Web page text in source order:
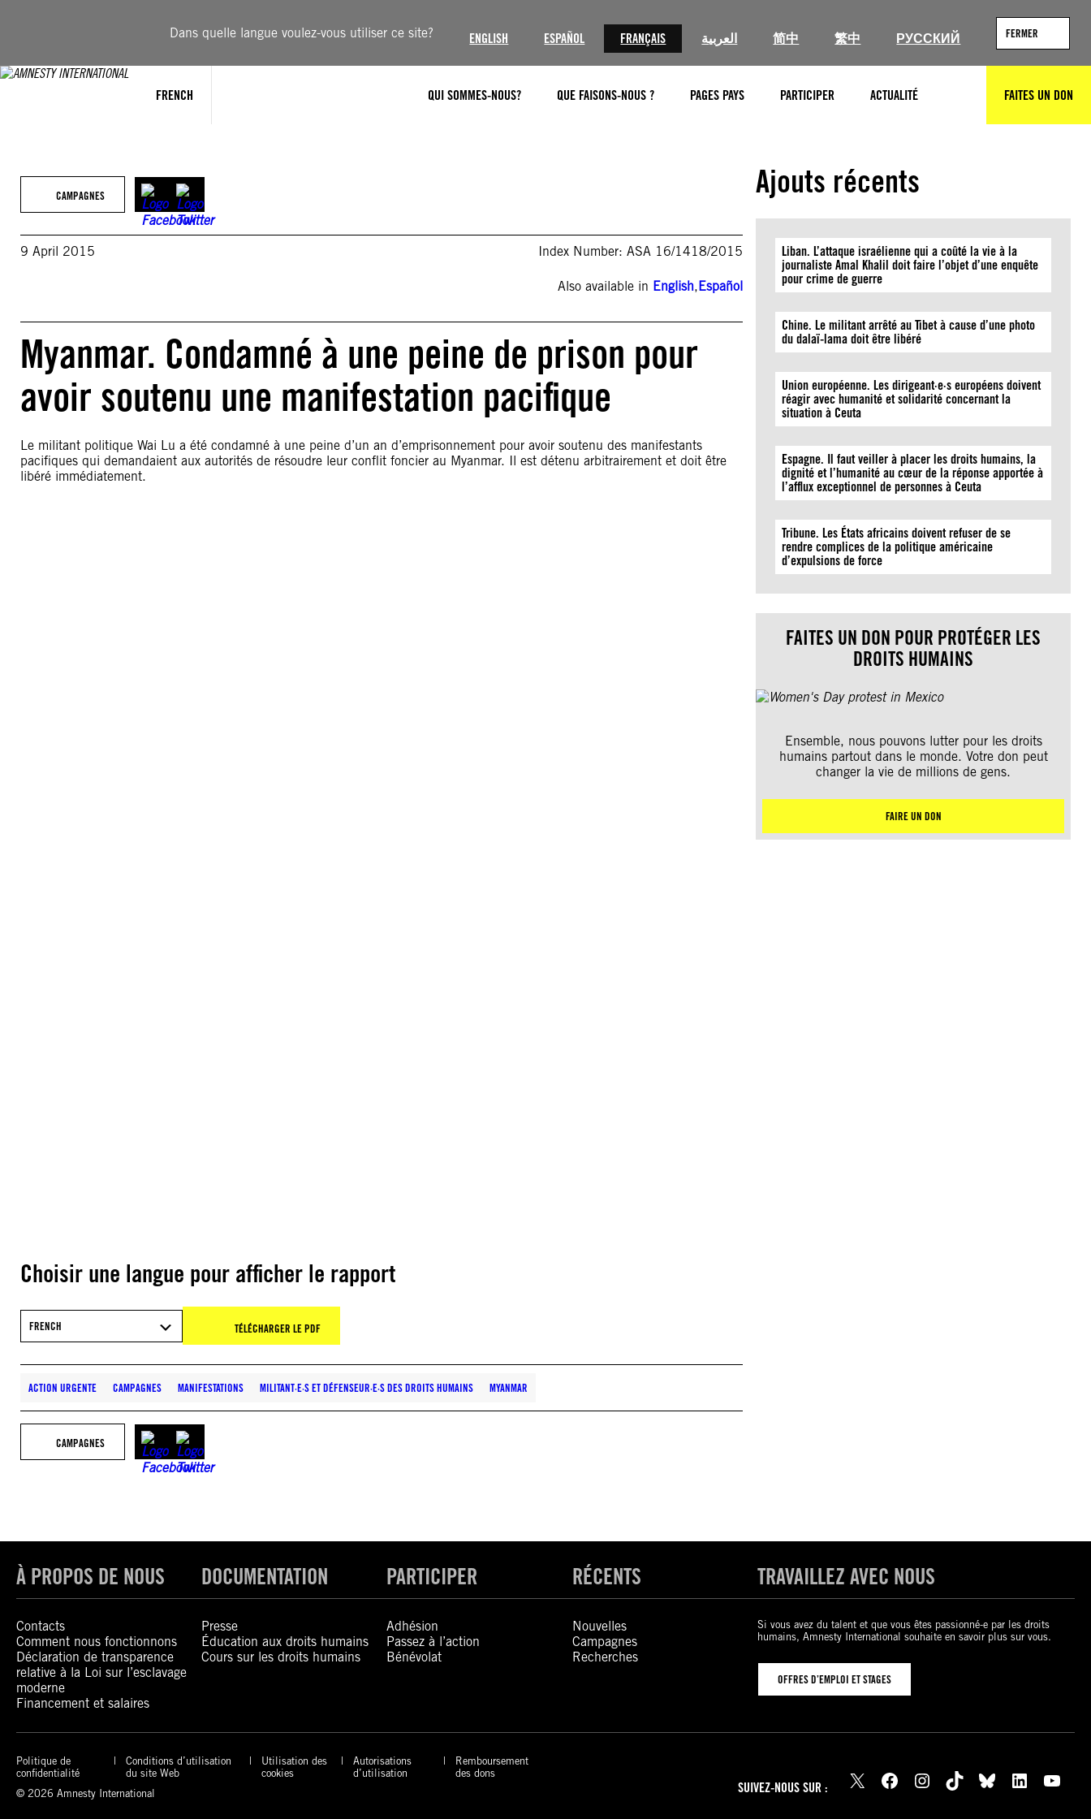
Dans quelle langue voulez-vous utiliser ce site? ENGLISH ESPAÑOL FRANÇAIS العربية 简中 繁中 РУССКИЙ FERMER
FRENCH QUI SOMMES-NOUS? QUE FAISONS-NOUS ? PAGES PAYS PARTICIPER ACTUALITÉ RECHERCHERFAITES UN DON
CAMPAGNES
9 April 2015 Index Number: ASA 16/1418/2015
Also available in English,Español
Myanmar. Condamné à une peine de prison pour
avoir soutenu une manifestation pacifique
Le militant politique Wai Lu a été condamné à une peine d’un an d’emprisonnement pour avoir soutenu des manifestants
pacifiques qui demandaient aux autorités de résoudre leur conflit foncier au Myanmar. Il est détenu arbitrairement et doit être
libéré immédiatement.
Choisir une langue pour afficher le rapport
FRENCH TÉLÉCHARGER LE PDF
ACTION URGENTE CAMPAGNES MANIFESTATIONS MILITANT·E·S ET DÉFENSEUR·E·S DES DROITS HUMAINS MYANMAR
CAMPAGNES
Ajouts récents
Liban. L’attaque israélienne qui a coûté la vie à la
journaliste Amal Khalil doit faire l’objet d’une enquête
pour crime de guerre
Chine. Le militant arrêté au Tibet à cause d’une photo
du dalaï-lama doit être libéré
Union européenne. Les dirigeant·e·s européens doivent
réagir avec humanité et solidarité concernant la
situation à Ceuta
Espagne. Il faut veiller à placer les droits humains, la
dignité et l’humanité au cœur de la réponse apportée à
l’afflux exceptionnel de personnes à Ceuta
Tribune. Les États africains doivent refuser de se
rendre complices de la politique américaine
d’expulsions de force
FAITES UN DON POUR PROTÉGER LES
DROITS HUMAINS
Ensemble, nous pouvons lutter pour les droits
humains partout dans le monde. Votre don peut
changer la vie de millions de gens.
FAIRE UN DON
À PROPOS DE NOUS
Contacts
Comment nous fonctionnons
Déclaration de transparence
relative à la Loi sur l’esclavage
moderne
Financement et salaires
DOCUMENTATION
Presse
Éducation aux droits humains
Cours sur les droits humains
PARTICIPER
Adhésion
Passez à l’action
Bénévolat
RÉCENTS
Nouvelles
Campagnes
Recherches
TRAVAILLEZ AVEC NOUS
Si vous avez du talent et que vous êtes passionné-e par les droits
humains, Amnesty International souhaite en savoir plus sur vous.
OFFRES D’EMPLOI ET STAGES
Politique de
confidentialité
Conditions d’utilisation
du site Web
Utilisation des
cookies
Autorisations
d’utilisation
Remboursement
des dons
© 2026 Amnesty International
SUIVEZ-NOUS SUR : X Facebook Instagram TikTok Bluesky LinkedIn YouTube